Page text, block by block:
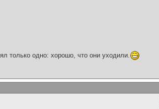
только одно: хорошо, что они уходили.